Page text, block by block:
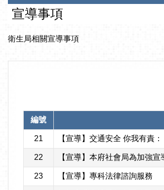
宣導事項
衛生局相關宣導事項
編號
21 【宣導】交通安全 你我有責
22 【宣導】本府社會局為加強
23 【宣導】專科法律諮詢服務